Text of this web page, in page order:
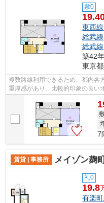
敷0
東西線
総武線
総武線
築42
東京都
複数路線利用できるため、都内各
重厚感があり、比較的印象の良い
高い利便性と落ち着いたビジネス
7
賃貸 | 事務所 メイゾン麹町
礼0
19.8
有楽